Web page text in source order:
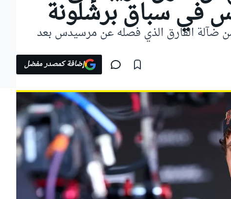
في سباق برشلونة
ضآلة الفارق الذي فصله عن مرسيدس بعد
إضافة كمصدر مفضل